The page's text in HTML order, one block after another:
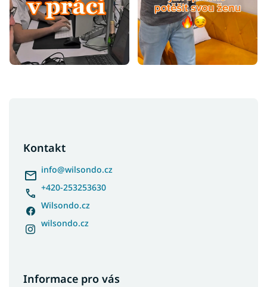
Kontakt
info@wilsondo.cz
+420-253253630
Wilsondo.cz
wilsondo.cz
Informace pro vás